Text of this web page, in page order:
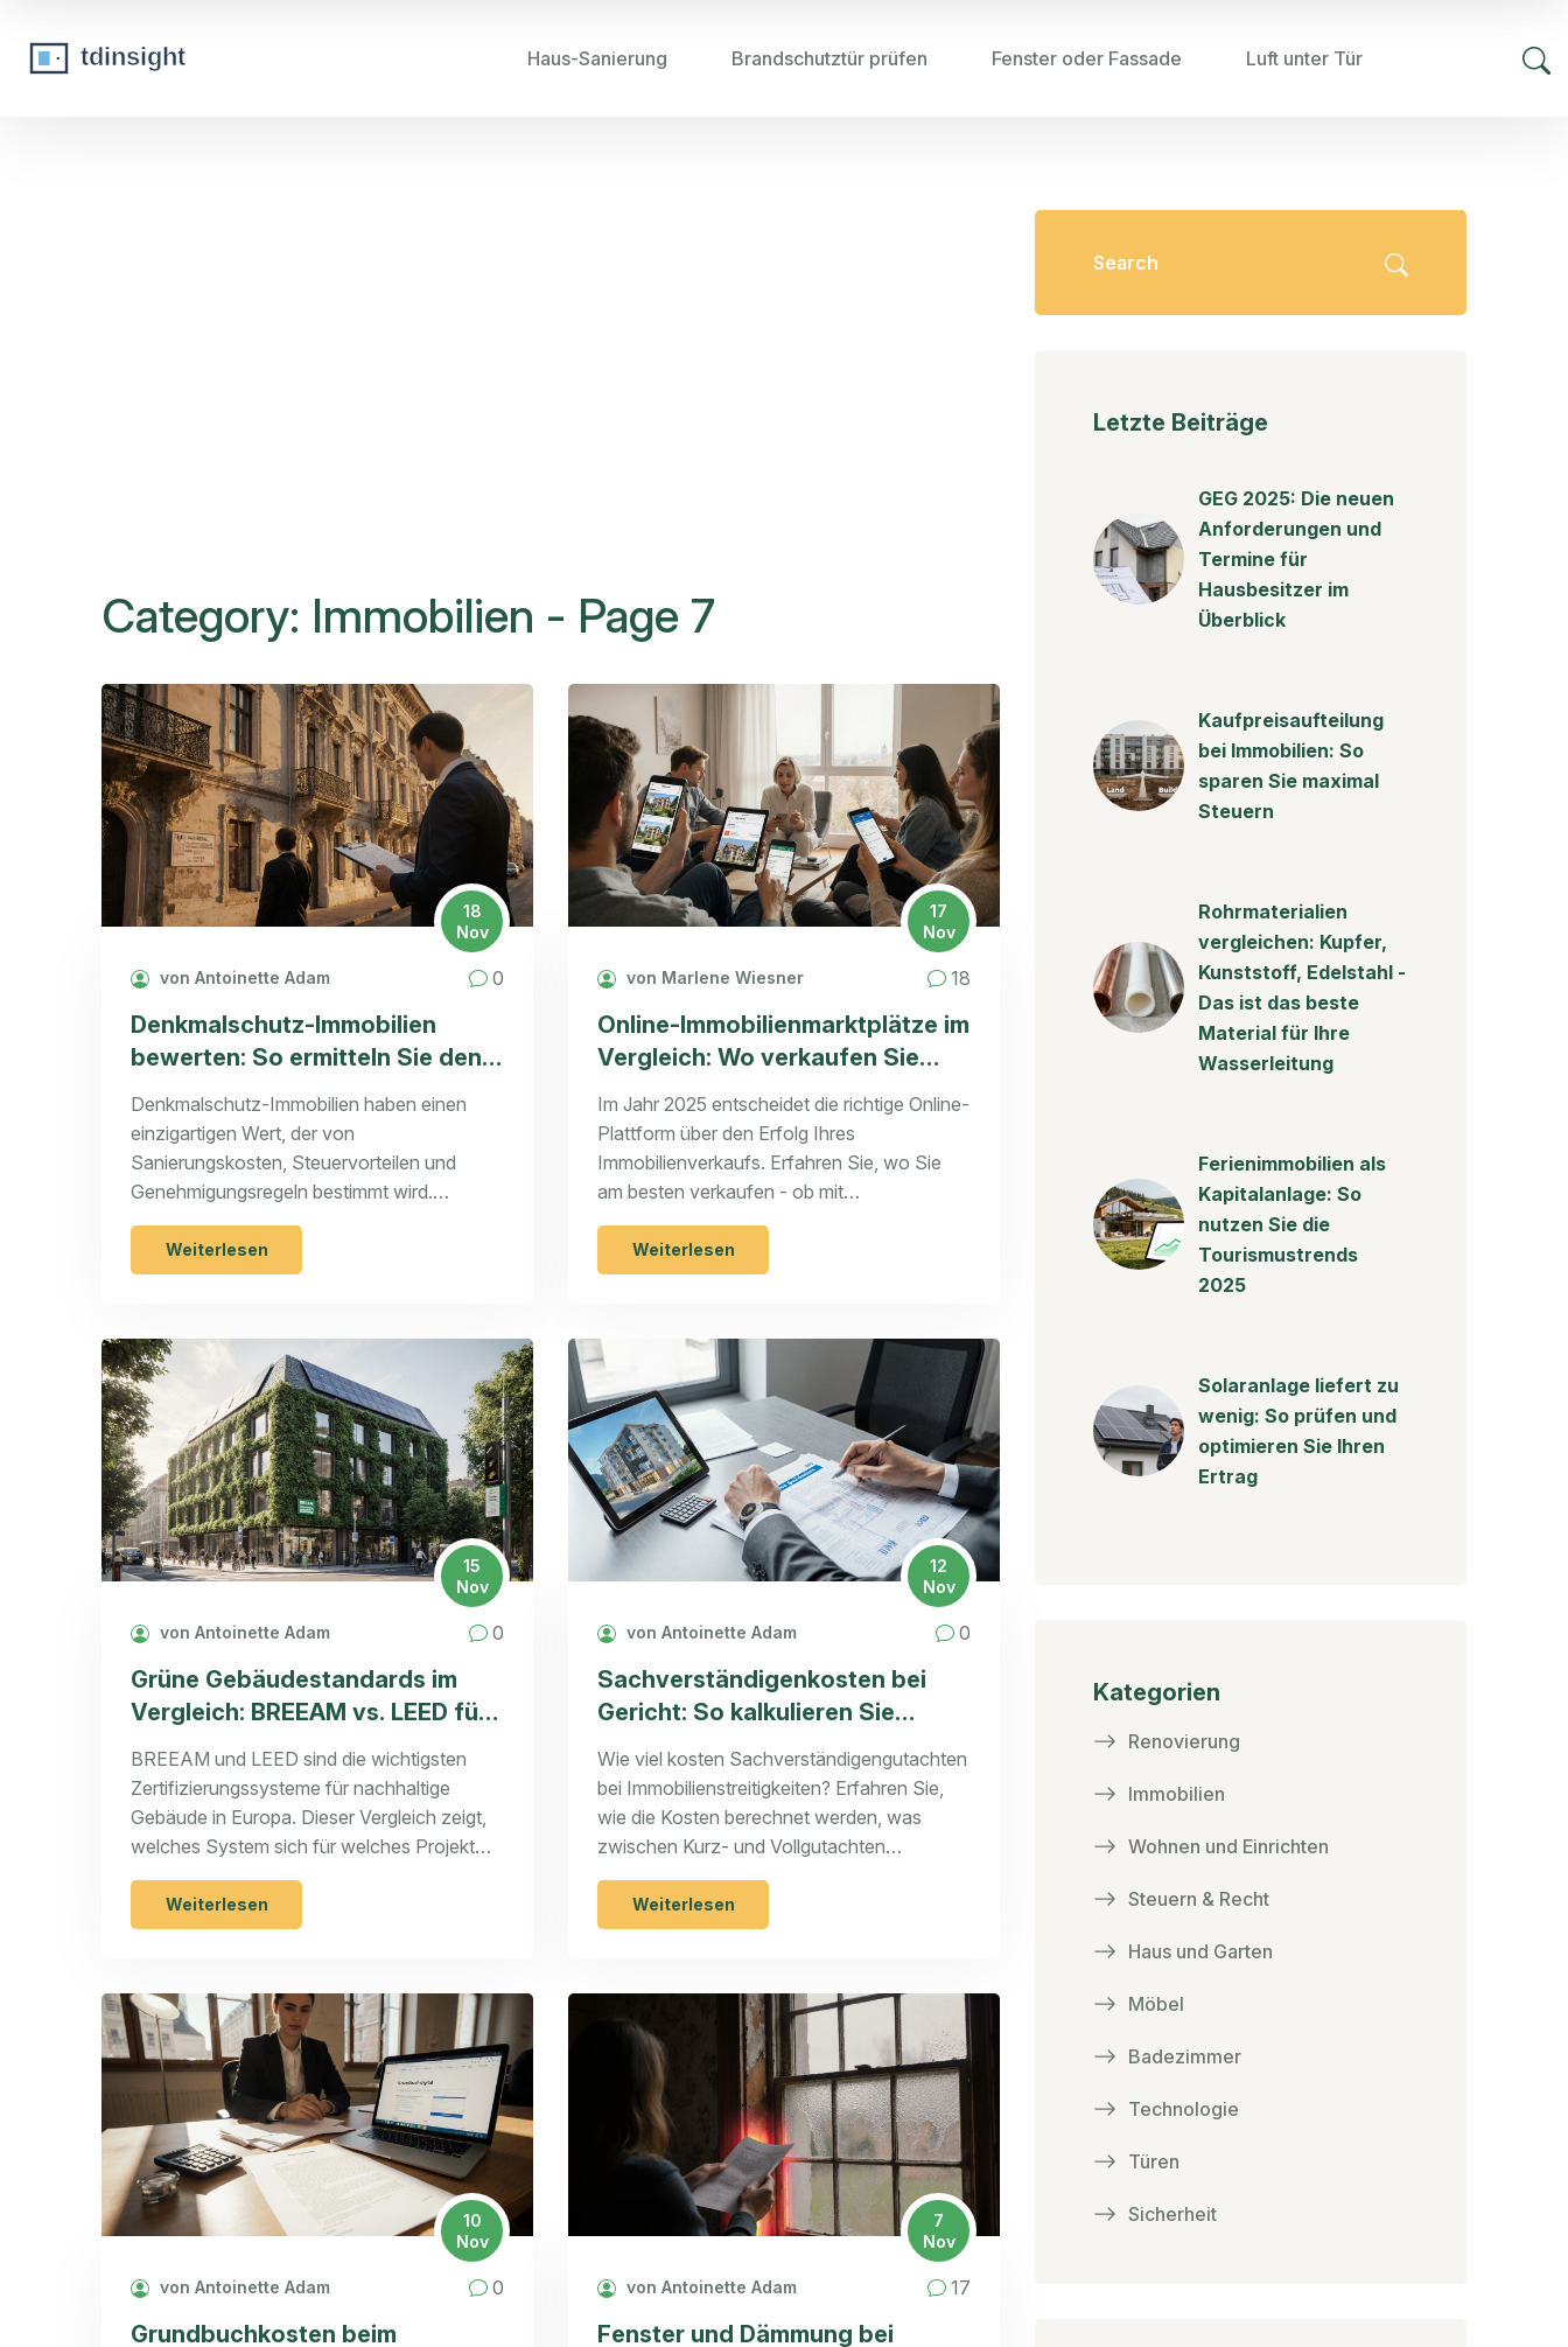
Haus-Sanierung Brandschutztür prüfen Fenster oder Fassade Luft unter Tür
Category: Immobilien - Page 7
18
Nov
von Antoinette Adam 0
Denkmalschutz-Immobilien
bewerten: So ermitteln Sie den
wahren Wert und vermeiden
teure Fehler
Denkmalschutz-Immobilien haben einen
einzigartigen Wert, der von
Sanierungskosten, Steuervorteilen und
Genehmigungsregeln bestimmt wird.
Erfahren Sie, wie Sie den wahren Wert
ermitteln und teure Fehler vermeiden.
Weiterlesen
17
Nov
von Marlene Wiesner 18
Online-Immobilienmarktplätze im
Vergleich: Wo verkaufen Sie
2025 am besten?
Im Jahr 2025 entscheidet die richtige Online-
Plattform über den Erfolg Ihres
Immobilienverkaufs. Erfahren Sie, wo Sie
am besten verkaufen - ob mit
ImmobilienScout24, Immowelt oder dem
exklusiven e1 Plus.
Weiterlesen
15
Nov
von Antoinette Adam 0
Grüne Gebäudestandards im
Vergleich: BREEAM vs. LEED für
Immobilien in Europa
BREEAM und LEED sind die wichtigsten
Zertifizierungssysteme für nachhaltige
Gebäude in Europa. Dieser Vergleich zeigt,
welches System sich für welches Projekt
eignet - und warum die Zukunft bei Level(s)
liegt.Weiterlesen
12
Nov
von Antoinette Adam 0
Sachverständigenkosten bei
Gericht: So kalkulieren Sie
Immobilienstreitigkeiten richtig
Wie viel kosten Sachverständigengutachten
bei Immobilienstreitigkeiten? Erfahren Sie,
wie die Kosten berechnet werden, was
zwischen Kurz- und Vollgutachten
unterscheidet und wie Sie teure Fehler
vermeiden.
Weiterlesen
10
Nov
von Antoinette Adam 0
Grundbuchkosten beim
7
Nov
von Antoinette Adam 17
Fenster und Dämmung bei
Letzte Beiträge
GEG 2025: Die neuen
Anforderungen und
Termine für
Hausbesitzer im
Überblick
Kaufpreisaufteilung
bei Immobilien: So
sparen Sie maximal
Steuern
Rohrmaterialien
vergleichen: Kupfer,
Kunststoff, Edelstahl -
Das ist das beste
Material für Ihre
Wasserleitung
Ferienimmobilien als
Kapitalanlage: So
nutzen Sie die
Tourismustrends
2025
Solaranlage liefert zu
wenig: So prüfen und
optimieren Sie Ihren
Ertrag
Kategorien
Renovierung
Immobilien
Wohnen und Einrichten
Steuern & Recht
Haus und Garten
Möbel
Badezimmer
Technologie
Türen
Sicherheit